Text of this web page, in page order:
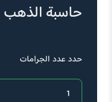
حاسبة الذهب
حدد عدد الجرامات